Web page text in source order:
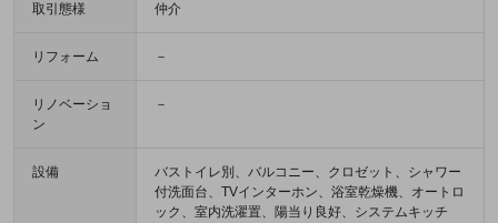
取引態様 仲介
リフォーム －
リノベーショ
ン
－
設備
バストイレ別、バルコニー、クロゼット、シャワー
付洗面台、TVインターホン、浴室乾燥機、オートロ
ック、室内洗濯置、陽当り良好、システムキッチ